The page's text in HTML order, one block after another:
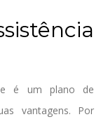
é um plano de
vantagens. Por